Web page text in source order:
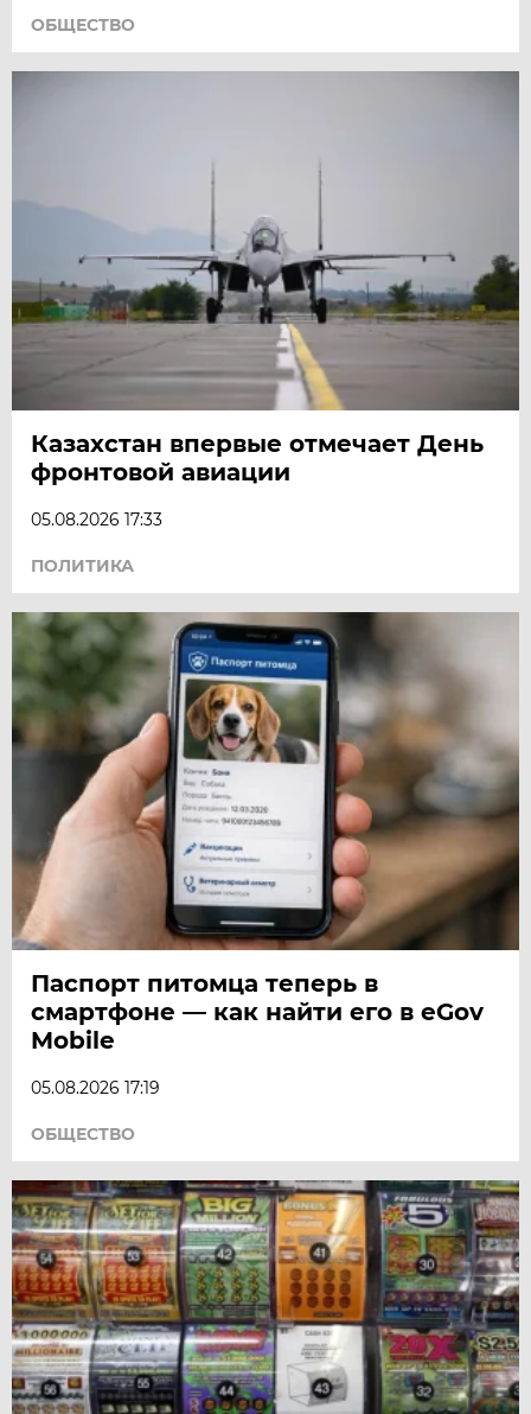
ОБЩЕСТВО
Казахстан впервые отмечает День
фронтовой авиации
05.08.2026 17:33
ПОЛИТИКА
Паспорт питомца теперь в
смартфоне — как найти его в eGov
Mobile
05.08.2026 17:19
ОБЩЕСТВО